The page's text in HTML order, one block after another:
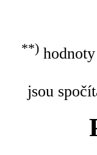
**)hodnoty
jsou